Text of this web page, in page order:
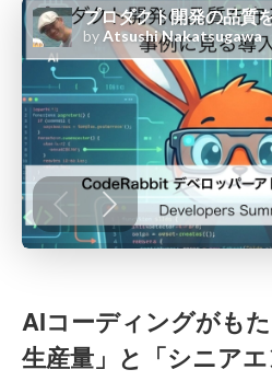
AIコーディングがも
生産量」と「シニアエ